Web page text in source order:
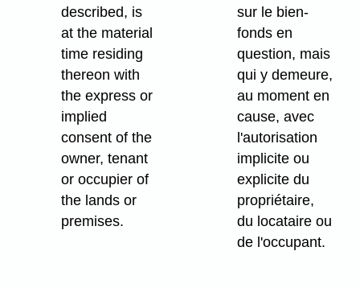
described, is
at the material
time residing
thereon with
the express or
implied
consent of the
owner, tenant
or occupier of
the lands or
premises.
sur le bien-
fonds en
question, mais
qui y demeure,
au moment en
cause, avec
l'autorisation
implicite ou
explicite du
propriétaire,
du locataire ou
de l'occupant.